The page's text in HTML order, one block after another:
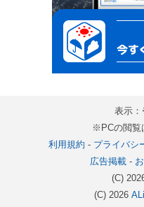
表示：
※PCの閲覧
利用規約 - プライバシ
広告掲載-
(C)
(C) 2026